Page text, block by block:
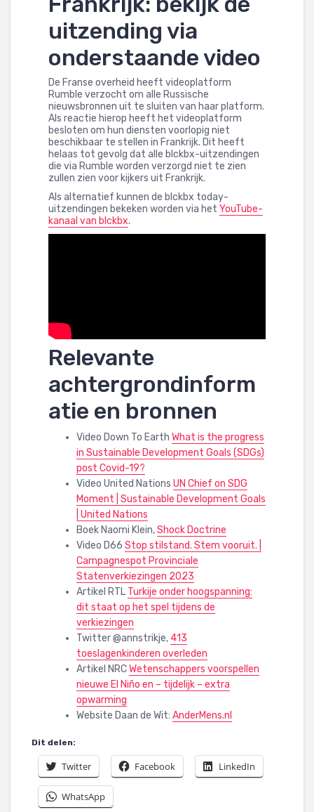
uitzending via
onderstaande video
De Franse overheid heeft videoplatform
Rumble verzocht om alle Russische
nieuwsbronnen uit te sluiten van haar platform.
Als reactie hierop heeft het videoplatform
besloten om hun diensten voorlopig niet
beschikbaar te stellen in Frankrijk. Dit heeft
helaas tot gevolg dat alle blckbx-uitzendingen
die via Rumble worden verzorgd niet te zien
zullen zien voor kijkers uit Frankrijk.
Als alternatief kunnen de blckbx today-
uitzendingen bekeken worden via het YouTube-
kanaal van blckbx.
Relevante
achtergrondinform
atie en bronnen
Video Down To Earth What is the progress
in Sustainable Development Goals (SDGs)
post Covid-19?
Video United Nations UN Chief on SDG
Moment | Sustainable Development Goals
| United Nations
Boek Naomi Klein,Shock Doctrine
Video D66 Stop stilstand. Stem vooruit. |
Campagnespot Provinciale
Statenverkiezingen 2023
Artikel RTL Turkije onder hoogspanning:
dit staat op het spel tijdens de
verkiezingen
Twitter @annstrikje, 413
toeslagenkinderen overleden
Artikel NRCWetenschappers voorspellen
nieuwe El Niño en – tijdelijk – extra
opwarming
Website Daan de Wit: AnderMens.nl
Dit delen:
Twitter Facebook LinkedIn
WhatsApp